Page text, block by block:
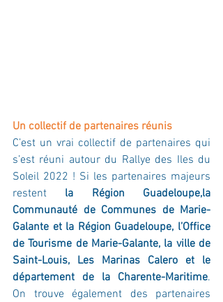
Un collectif de partenaires réunis
C’est un vrai collectif de partenaires qui
s’est réuni autour du Rallye des Iles du
Soleil 2022 ! Si les partenaires majeurs
restent la Région Guadeloupe,la
Communauté de Communes de Marie-
Galante et la Région Guadeloupe, l’Office
de Tourisme de Marie-Galante, la ville de
Saint-Louis, Les Marinas Calero et le
département de la Charente-Maritime.
On trouve également des partenaires